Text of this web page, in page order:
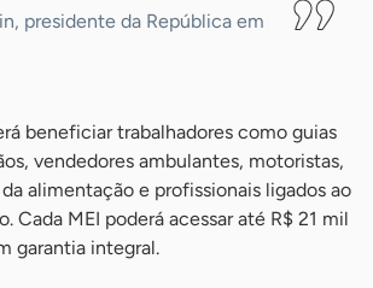
presidente da República em
beneficiar trabalhadores como guias
vendedores ambulantes, motoristas,
alimentação e profissionais ligados ao
Cada MEI poderá acessar até R$ 21 mil
garantia integral.